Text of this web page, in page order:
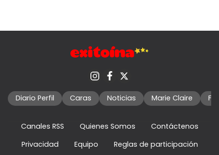
Diario Perfil Caras Noticias Marie Claire
Canales RSS Quienes Somos
Contáctenos
Privacidad
Equipo Reglas de participación